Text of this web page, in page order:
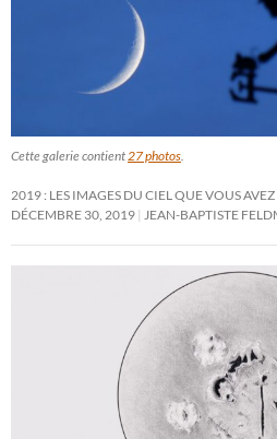
Cette galerie contient 27 photos
2019 : LES IMAGES DU CIEL QUE VOUS
DÉCEMBRE 30, 2019
JEAN-BAPTISTE